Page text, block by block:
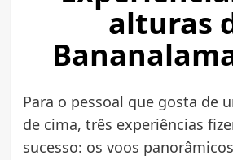
alturas
Para o pessoal que gosta de
de cima, três experiências
sucesso: os voos